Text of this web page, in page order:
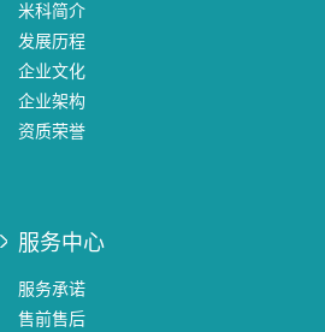
米科简介
发展历程
企业文化
企业架构
资质荣誉
服务中心
服务承诺
售前售后